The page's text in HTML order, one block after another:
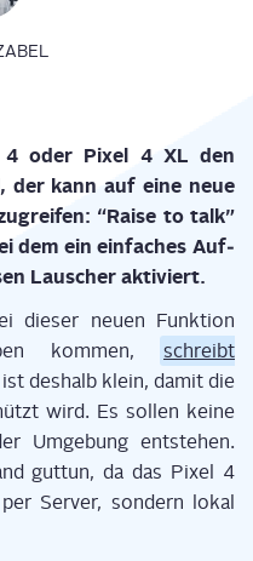
4 oder Pixel 4 XL den
der kann auf eine neue
“Rai­se to talk”
dem ein ein­fa­ches Auf­
Lau­scher aktiviert.
die­ser neu­en Funk­ti­on
kom­men,
schreibt
des­halb klein, damit die
wird. Es sol­len kei­ne
Umge­bung ent­ste­hen.
gut­tun, da das Pixel 4
Ser­ver, son­dern lokal